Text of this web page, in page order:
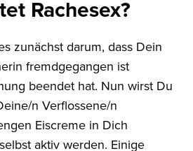
Rachesex?
zunächst darum, dass Dein
fremdgegangen ist
beendet hat. Nun wirst Du
n Verflossene/n
Eiscreme in Dich
aktiv werden. Einige